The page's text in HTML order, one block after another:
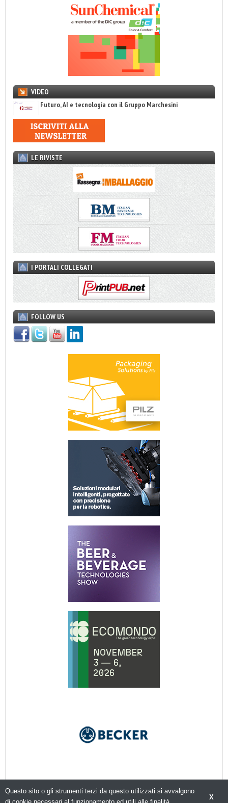
VIDEO
Futuro, AI e tecnologia con il Gruppo Marchesini
LE RIVISTE
I PORTALI COLLEGATI
FOLLOW US
X
Questo sito o gli strumenti terzi da questo utilizzati si avvalgono